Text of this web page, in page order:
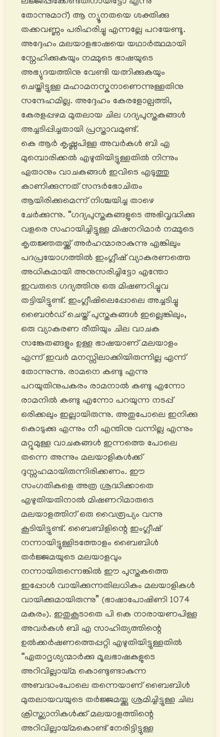
തോന്നുമാറ്) ആ ന്യൂനതയെ ശക്തിക്കു
തക്കവണ്ണം പരിഹരിച്ചു എന്നല്ലേ പറയേണ്ടൂ.
അദ്ദേഹം മലയാളഭാഷയെ യഥാർത്ഥമായി
സ്നേഹിക്കുകയും നമ്മുടെ ഭാഷയുടെ
അഭ്യുദയത്തിനു വേണ്ടി യത്നിക്കുകയും
ചെയ്തിട്ടുള്ള മഹാമനസ്കനാണെന്നുള്ളതിനു
സന്ദേഹമില്ല. അദ്ദേഹം കേരളോല്പത്തി,
കേരളപ്പഴമ മുതലായ ചില ഗദ്യപുസ്തകങ്ങൾ
അച്ചടിപ്പിച്ചതായി പ്രസ്താവമുണ്ട്.
കെ ആർ കൃഷ്ണപിള്ള അവർകൾ ബി എ
മുമ്പൊരിക്കൽ എഴുതിയിട്ടുള്ളതിൽ നിന്നും
ഏതാനും വാചകങ്ങൾ ഇവിടെ എടുത്തു
കാണിക്കുന്നത് സന്ദർഭോചിതം
ആയിരിക്കുമെന്ന് നിശ്ചയിച്ച താഴെ
ചേർക്കുന്നു. “ഗദ്യപുസ്തകങ്ങളുടെ അഭിവൃദ്ധിക്കു
വളരെ സഹായിച്ചിട്ടുള്ള മിഷനറിമാർ നമ്മുടെ
കൃതജ്ഞതയ്ക്ക് അര്‍ഹന്മാരാകുന്നു എങ്കിലും
പദപ്രയോഗത്തിൽ ഇംഗ്ലീഷ് വ്യാകരണത്തെ
അധികമായി അനുസരിച്ചിട്ടോ എന്തോ
ഇവരുടെ ഗദ്യത്തിനു ഒരു മിഷണറിച്ചുവ
തട്ടിയിട്ടുണ്ട്. ഇംഗ്ലീഷിലെപ്പോലെ അച്ചടിച്ചു
ബൈൻഡ് ചെയ്ത് പുസ്തകങ്ങൾ ഇല്ലെങ്കിലും,
ഒരു വ്യാകരണ രീതിയും ചില വാചക
സങ്കേതങ്ങളും ഉള്ള ഭാഷയാണ് മലയാളം
എന്ന് ഇവർ മനസ്സിലാക്കിയിരുന്നില്ല എന്ന്
തോന്നുന്നു. രാമനെ കണ്ടു എന്നു
പറയുതിനുപകരം രാമനാൽ കണ്ടു എന്നോ
രാമനിൽ കണ്ടു എന്നോ പറയുന്ന നടപ്പ്
ഒരിക്കലും ഇല്ലായിരുന്നു. അതുപോലെ ഇനിക്കു
കൊടുക്കു എന്നും നീ എന്തിനു വന്നില്ല എന്നും
മറ്റുമുള്ള വാചകങ്ങൾ ഇന്നത്തെ പോലെ
തന്നെ അന്നും മലയാളികൾക്ക്
ദുസ്സഹമായിരുന്നിരിക്കണം. ഈ
സംഗതികളെ അത്ര ശ്രദ്ധിക്കാതെ
എഴുതിയതിനാൽ മിഷണറിമാരുടെ
മലയാളത്തിന് ഒരു വൈരൂപ്യം വന്നു
കൂടിയിട്ടുണ്ട്. ബൈബിളിന്റെ ഇംഗ്ലീഷ്
നന്നായിട്ടുള്ളിടത്തോളം ബൈബിൾ
തർജ്ജമയുടെ മലയാളവും
നന്നായിരുന്നെങ്കിൽ ഈ പുസ്തകത്തെ
ഇപ്പോൾ വായിക്കുന്നതിലധികം മലയാളികൾ
വായിക്കുമായിരുന്നു” (ഭാഷാപോഷിണി 1074
മകരം). ഇതുകൂടാതെ പി കെ നാരായണപിള്ള
അവർകൾ ബി എ സാഹിത്യത്തിന്റെ
ഉൽക്കർഷണത്തെപ്പറ്റി എഴുതിയിട്ടുള്ളതില്‍
“ഏതാദൃശ്യന്മാർക്കു മൂലഭാഷകളുടെ
അറിവില്ലായ്മ കൊണ്ടുണ്ടാകുന്ന
അബദ്ധംപോലെ തന്നെയാണ് ബൈബിൾ
മുതലായവയുടെ തർജ്ജമയ്ക്കു ശ്രമിച്ചിട്ടുള്ള ചില
ക്രിസ്ത്യാനികൾക്ക് മലയാളത്തിന്റെ
അറിവില്ലായ്മകൊണ്ട് നേരിട്ടിട്ടുള്ള